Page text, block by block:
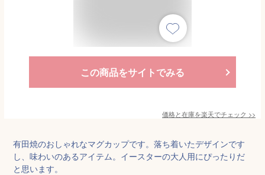
この商品をサイトでみる
価格と在庫を楽天でチェック >>
有田焼のおしゃれなマグカップです。落ち着いたデザインです
し、味わいのあるアイテム。イースターの大人用にぴったりだ
と思います。